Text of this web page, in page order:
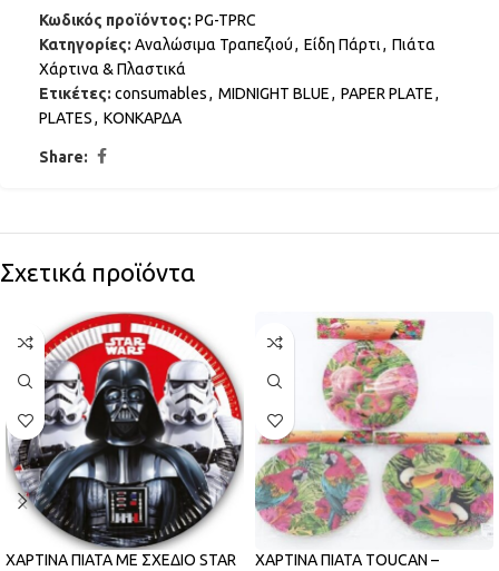
Κωδικός προϊόντος: PG-TPRC
Κατηγορίες: Αναλώσιμα Τραπεζιού, Είδη Πάρτι, Πιάτα
Χάρτινα & Πλαστικά
Ετικέτες: consumables, MIDNIGHT BLUE, PAPER PLATE,
PLATES, ΚΟΝΚΑΡΔΑ
Share:
Σχετικά προϊόντα
ΧΑΡΤΙΝΑ ΠΙΑΤΑ ΜΕ ΣΧΕΔΙΟ STAR
ΧΑΡΤΙΝΑ ΠΙΑΤΑ TOUCAN –